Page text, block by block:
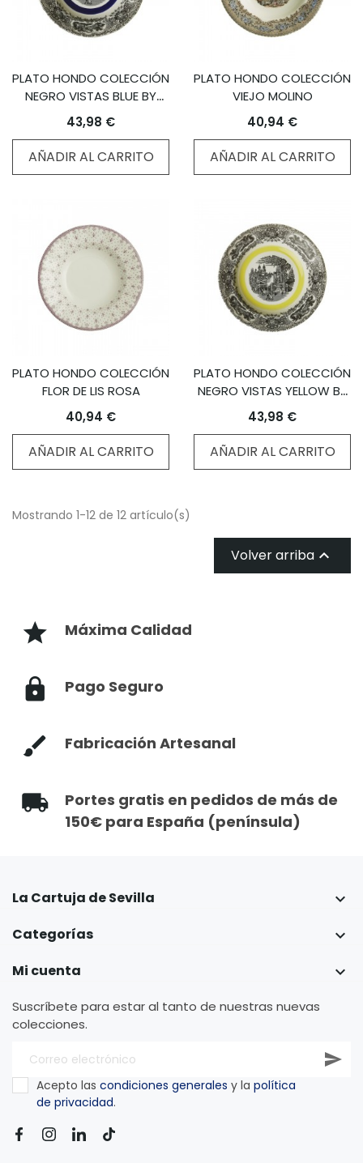
PLATO HONDO COLECCIÓN
NEGRO VISTAS BLUE BY
AARON STEWART
43,98 €
AÑADIR AL CARRITO
PLATO HONDO COLECCIÓN
VIEJO MOLINO
40,94 €
AÑADIR AL CARRITO
PLATO HONDO COLECCIÓN
FLOR DE LIS ROSA
40,94 €
AÑADIR AL CARRITO
PLATO HONDO COLECCIÓN
NEGRO VISTAS YELLOW BY
AARON STEWART
43,98 €
AÑADIR AL CARRITO
Mostrando 1-12 de 12 artículo(s)
Volver arriba 
Máxima Calidad
Pago Seguro
Fabricación Artesanal
Portes gratis en pedidos de más de
150€ para España (península)
La Cartuja de Sevilla 
Categorías 
Mi cuenta 
Suscríbete para estar al tanto de nuestras nuevas
colecciones.
Acepto las condiciones generales y la política
de privacidad.